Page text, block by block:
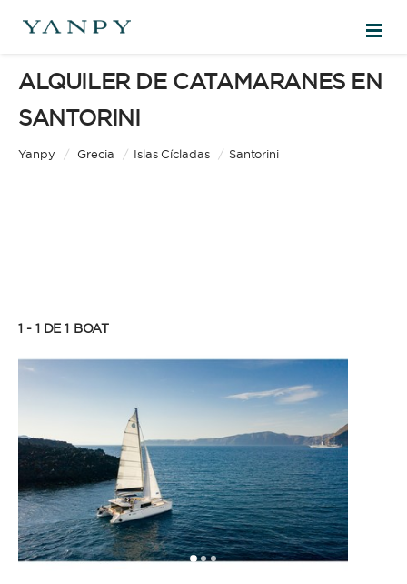
DESTINOS
ALQUILER DE CATAMARANES EN
SANTORINI
Yanpy / Grecia / Islas Cícladas / Santorini
1 - 1 DE 1 BOAT
123